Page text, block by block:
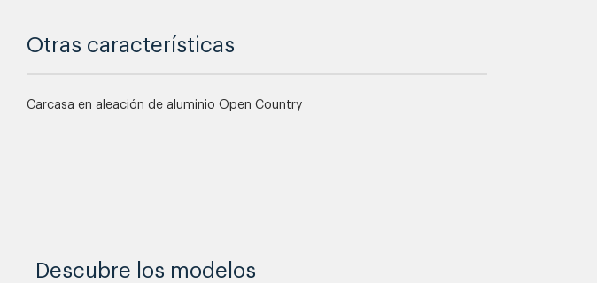
Otras características
Carcasa en aleación de aluminio Open Country
Descubre los modelos